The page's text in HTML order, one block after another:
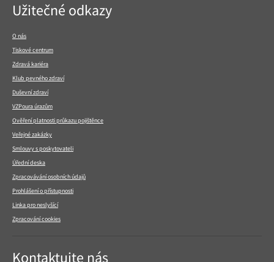
Navigace
v
Užitečné odkazy
O nás
Tiskové centrum
Zdravá kariéra
Klub pevného zdraví
Duševní zdraví
VZPoura úrazům
Ověření platnosti průkazu pojištěnce
Veřejné zakázky
Smlouvy s poskytovateli
Úřední deska
Zpracovávání osobních údajů
Prohlášení o přístupnosti
Linka pro neslyšící
Zpracování cookies
Kontaktujte nás